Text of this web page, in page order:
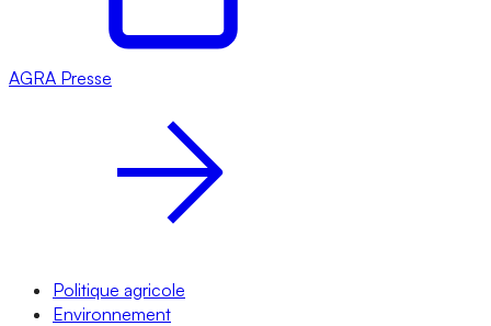
AGRA Presse
Politique agricole
Environnement